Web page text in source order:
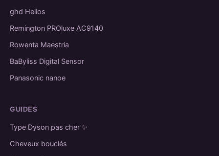
Contact
ghd Helios
Remington PROluxe AC9140
Rowenta Maestria
BaByliss Digital Sensor
Panasonic nanoe
GUIDES
Type Dyson pas cher ✨
Cheveux bouclés